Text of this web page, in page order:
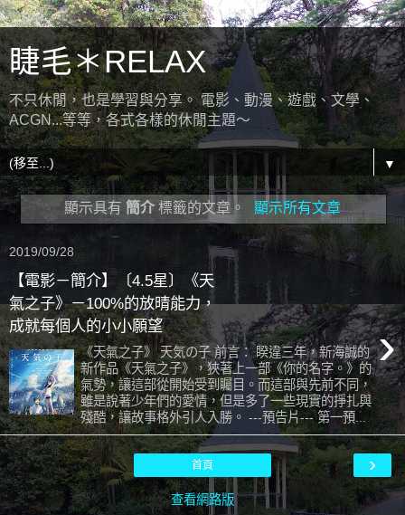
睫毛＊RELAX
不只休閒，也是學習與分享。 電影、動漫、遊戲、文學、
ACGN...等等，各式各樣的休閒主題～
▼
顯示具有 簡介標籤的文章。 顯示所有文章
2019/09/28
【電影－簡介】〔4.5星〕《天
氣之子》－100%的放晴能力，
成就每個人的小小願望
›
《天氣之子》 天気の子 前言： 睽違三年，新海誠的
新作品《天氣之子》，狹著上一部《你的名字。》的
氣勢，讓這部從開始受到矚目。而這部與先前不同，
雖是說著少年們的愛情，但是多了一些現實的掙扎與
殘酷，讓故事格外引人入勝。 ---預告片--- 第一預...
›
首頁
查看網路版